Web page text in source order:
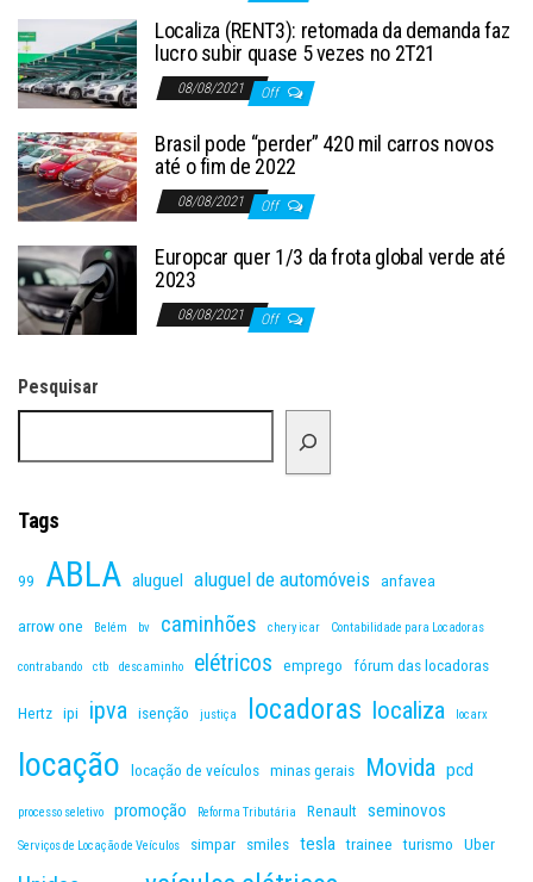
Localiza (RENT3): retomada da demanda faz
lucro subir quase 5 vezes no 2T21
08/08/2021 Off
Brasil pode “perder” 420 mil carros novos
até o fim de 2022
08/08/2021 Off
Europcar quer 1/3 da frota global verde até
2023
08/08/2021 Off
Pesquisar
Tags
99 ABLA aluguel aluguel de automóveis anfavea
arrow one Belém bv caminhões chery icar Contabilidade para Locadoras
contrabando ctb descaminho elétricos emprego fórum das locadoras
Hertz ipi ipva isenção justiça locadoras localiza locarx
locação locação de veículos minas gerais Movida pcd
processo seletivo promoção Reforma Tributária Renault seminovos
Serviços de Locação de Veículos simpar smiles tesla trainee turismo Uber